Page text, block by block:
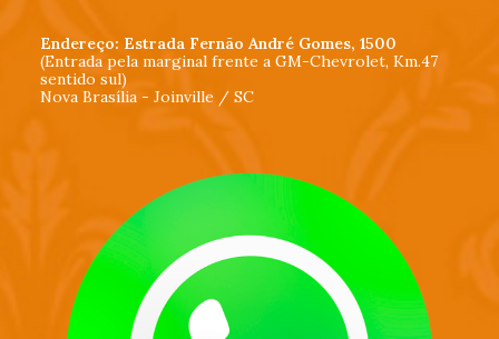
Endereço: Estrada Fernão André Gomes, 1500
(Entrada pela marginal frente a GM-Chevrolet, Km.47
sentido sul)
Nova Brasília - Joinville / SC